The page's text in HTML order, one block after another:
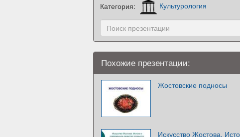
Категория: Культурология
Похожие презентации:
Жостовские подносы
Искусство Жостова.